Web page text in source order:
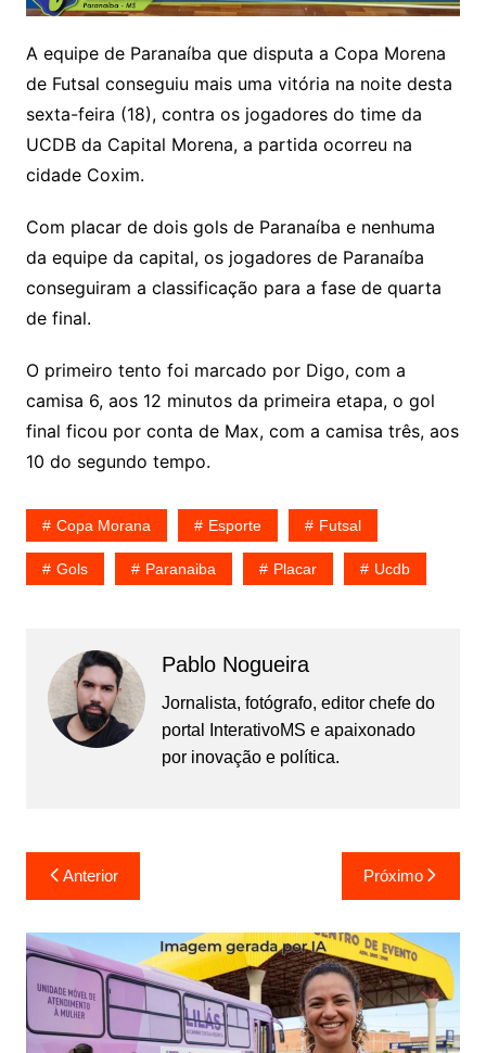
A equipe de Paranaíba que disputa a Copa Morena
de Futsal conseguiu mais uma vitória na noite desta
sexta-feira (18), contra os jogadores do time da
UCDB da Capital Morena, a partida ocorreu na
cidade Coxim.
Com placar de dois gols de Paranaíba e nenhuma
da equipe da capital, os jogadores de Paranaíba
conseguiram a classificação para a fase de quarta
de final.
O primeiro tento foi marcado por Digo, com a
camisa 6, aos 12 minutos da primeira etapa, o gol
final ficou por conta de Max, com a camisa três, aos
10 do segundo tempo.
Copa Morana Esporte Futsal
Gols Paranaiba Placar Ucdb
Pablo Nogueira
Jornalista, fotógrafo, editor chefe do
portal InterativoMS e apaixonado
por inovação e política.
Navegação
de
Post
Anterior Próximo